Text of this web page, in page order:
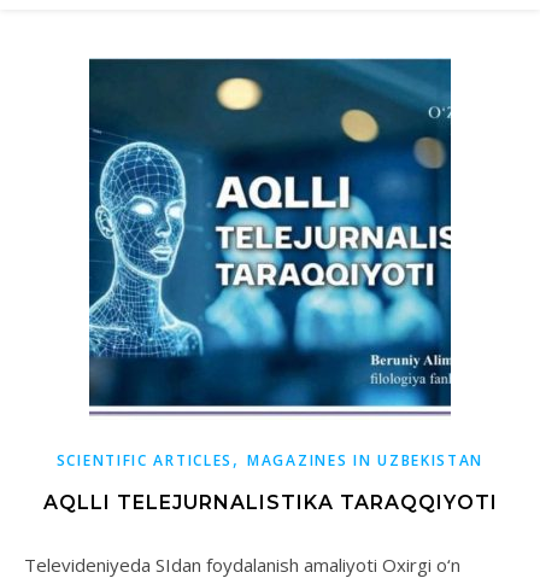
SCIENTIFIC ARTICLES ,MAGAZINES IN UZBEKISTAN
AQLLI TELEJURNALISTIKA TARAQQIYOTI
Televideniyeda SIdan foydalanish amaliyoti Oxirgi o‘n